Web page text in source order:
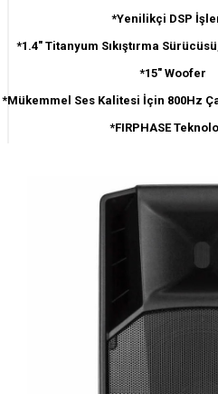
*Yenilikçi DSP
*1.4" Titanyum Sıkıştırma
*15" Woofer
*Mükemmel Ses Kalitesi İçin 800Hz
*FIRPHASE